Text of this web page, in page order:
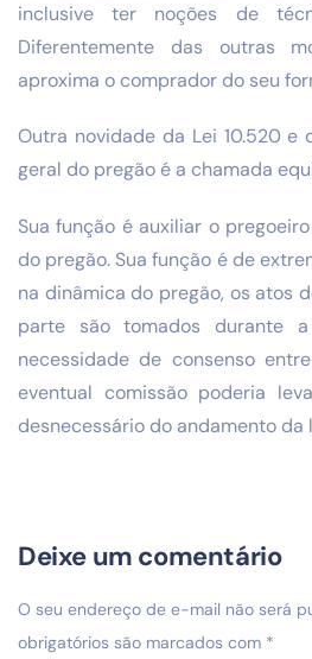
inclusive ter noções de
Diferentemente das outras
aproxima o comprador do seu
Outra novidade da Lei 10.520 e
geral do pregão é a chamada
Sua função é auxiliar o
do pregão. Sua função é de
na dinâmica do pregão, os atos
parte são tomados durante
necessidade de consenso
eventual comissão poderia
desnecessário do andamento da
Deixe um comentário
O seu endereço de e-mail não será
obrigatórios são marcados com *